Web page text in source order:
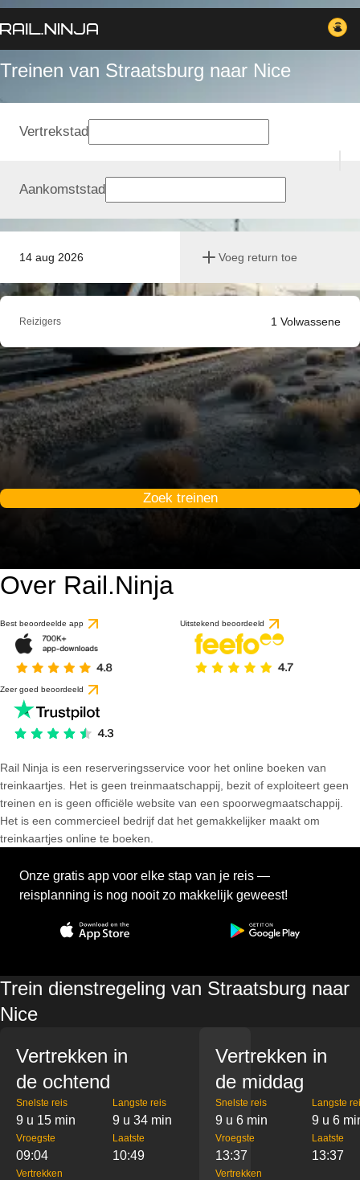
Treinen van Straatsburg naar Nice
14 aug 2026 Voeg return toe
Vertrekstad
Aankomststad
Reizigers 1 Volwassene
Zoek treinen
Over Rail.Ninja
Best beoordeelde app Uitstekend beoordeeld
Zeer goed beoordeeld
Rail Ninja is een reserveringsservice voor het online boeken van
treinkaartjes. Het is geen treinmaatschappij, bezit of exploiteert geen
treinen en is geen officiële website van een spoorwegmaatschappij.
Het is een commercieel bedrijf dat het gemakkelijker maakt om
treinkaartjes online te boeken.
Onze gratis app voor elke stap van je reis —
reisplanning is nog nooit zo makkelijk geweest!
Trein dienstregeling van Straatsburg naar
Nice
Vertrekken in
de ochtend
Snelste reis
9 u 15 min
Langste reis
9 u 34 min
Vroegste
09:04
Laatste
10:49
Vertrekken
Vertrekken in
de middag
Snelste reis
9 u 6 min
Langste
9 u 6
Vroegste
13:37
Laatste
13:37
Vertrekken